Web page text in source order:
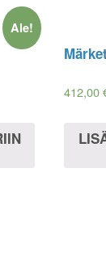
Ale!
Märket
412,00